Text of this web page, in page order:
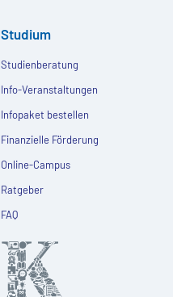
Studium
Studienberatung
Info-Veranstaltungen
Infopaket bestellen
Finanzielle Förderung
Online-Campus
Ratgeber
FAQ